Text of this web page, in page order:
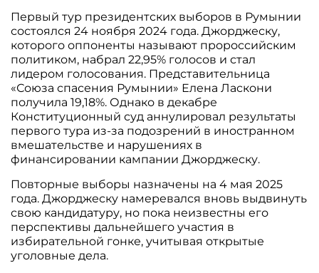
Первый тур президентских выборов в Румынии
состоялся 24 ноября 2024 года. Джорджеску,
которого оппоненты называют пророссийским
политиком, набрал 22,95% голосов и стал
лидером голосования. Представительница
«Союза спасения Румынии» Елена Ласкони
получила 19,18%. Однако в декабре
Конституционный суд аннулировал результаты
первого тура из-за подозрений в иностранном
вмешательстве и нарушениях в
финансировании кампании Джорджеску.
Повторные выборы назначены на 4 мая 2025
года. Джорджеску намеревался вновь выдвинуть
свою кандидатуру, но пока неизвестны его
перспективы дальнейшего участия в
избирательной гонке, учитывая открытые
уголовные дела.